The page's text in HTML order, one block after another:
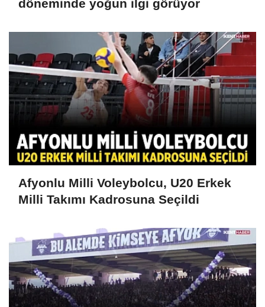
döneminde yoğun ilgi görüyor
Afyonlu Milli Voleybolcu, U20 Erkek
Milli Takımı Kadrosuna Seçildi